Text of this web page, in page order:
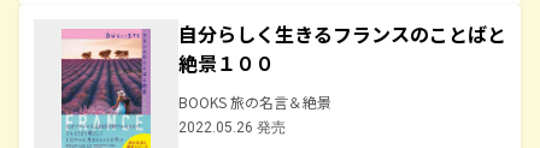
自分らしく生きるフランスのことばと
絶景１００
BOOKS 旅の名言＆絶景
2022.05.26 発売